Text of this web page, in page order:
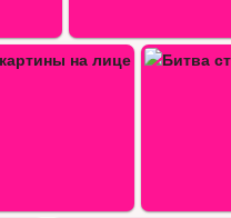
против…